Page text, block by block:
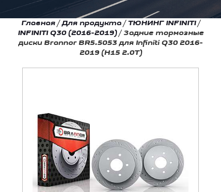
Главная /Для продукта /ТЮНИНГ INFINITI /
INFINITI Q30 (2016-2019)/Задние тормозные
диски Brannor BR5.5053 для Infiniti Q30 2016-
2019 (H15 2.0T)